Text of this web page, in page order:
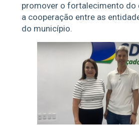
promover o fortalecimento do
a cooperação entre as
do município.